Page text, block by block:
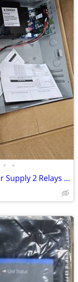
• •
Schlage PS902-2RS-BBK 2 Amp Power Supply 2 Relays 2 Batteries & Backup